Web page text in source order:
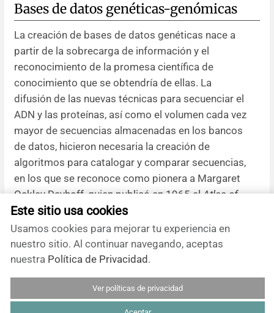
Este sitio usa cookies
Usamos cookies para mejorar tu experiencia en
nuestro sitio. Al continuar navegando, aceptas
nuestra Política de Privacidad.
Ver políticas de privacidad
Bases de datos genéticas-genómicas
La creación de bases de datos genéticas nace a
partir de la sobrecarga de información y el
reconocimiento de la promesa científica de
conocimiento que se obtendría de ellas. La
difusión de las nuevas técnicas para secuenciar el
ADN y las proteínas, así como el volumen cada vez
mayor de secuencias almacenadas en los bancos
de datos, hicieron necesaria la creación de
algoritmos para catalogar y comparar secuencias,
en los que se reconoce como pionera a Margaret
Oakley Dayhoff, quien publicó en 1965 elAtlas of
Protein Sequence and Structure
secuencia de 65 proteínas [52]. En 1980, creó la
primera base de datos computarizada con
secuencias de ácidos nucleicos y proteínas [
primarias como GenBank, creada en 1982 con el